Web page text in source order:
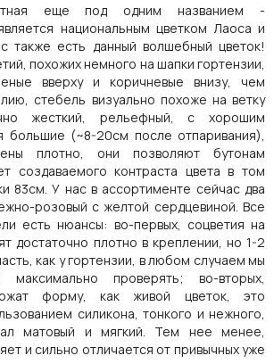
еще под одним названием -
национальным цветком Лаоса и
также есть данный волшебный цветок!
похожих немного на шапки гортензии,
вверху и коричневые внизу, чем
стебель визуально похоже на ветку
жесткий, рельефный, с хорошим
большие (~8-20см после отпаривания),
плотно, они позволяют бутонам
создаваемого контраста цвета в том
83см. У нас в ассортименте сейчас два
розовый с желтой сердцевиной. Все
есть нюансы: во-первых, соцветия на
достаточно плотно в креплении, но 1-2
как у гортензии, в любом случаем мы
максимально проверять; во-вторых,
форму, как живой цветок, это
силикона, тонкого и нежного,
матовый и мягкий. Тем нее менее,
и сильно отличается от привычных уже